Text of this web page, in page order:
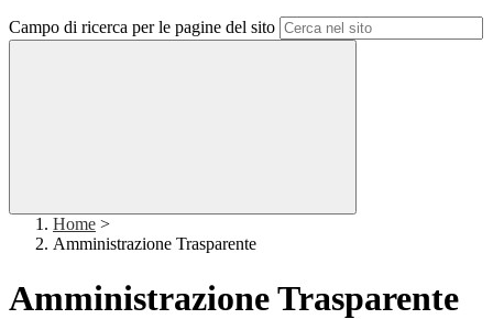
Campo di ricerca per le pagine del sito
Home >
Amministrazione Trasparente
Amministrazione Trasparente